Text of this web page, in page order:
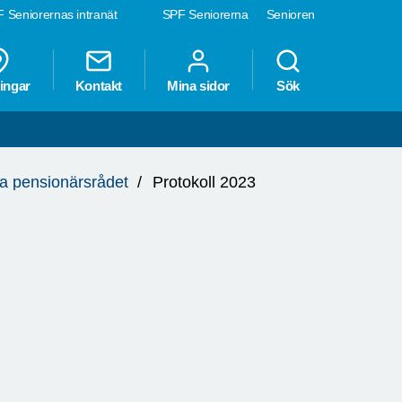
SPF Seniorerna Senioren
Seniorernas intranät
Kontakt Mina sidor Sök
pensionärsrådet Protokoll 2023